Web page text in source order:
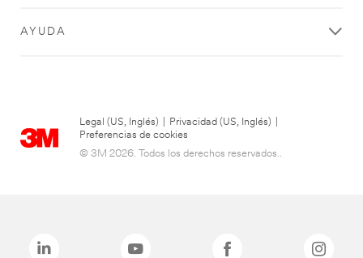
AYUDA
Legal (US, Inglés) Privacidad (US, Inglés)
Preferencias de cookies
© 3M 2026. Todos los derechos reservados..